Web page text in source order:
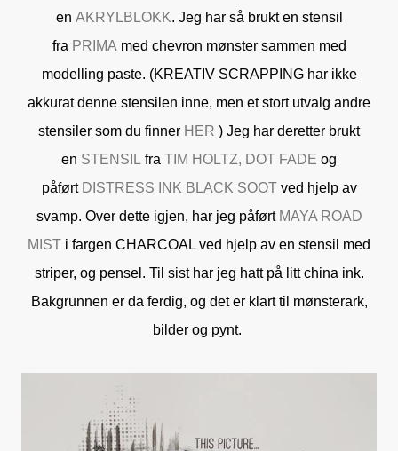
en AKRYLBLOKK. Jeg har så brukt en stensil
fra PRIMA med chevron mønster sammen med
modelling paste. (KREATIV SCRAPPING har ikke
akkurat denne stensilen inne, men et stort utvalg andre
stensiler som du finner HER ) Jeg har deretter brukt
en STENSIL fra TIM HOLTZ, DOT FADE og
påført DISTRESS INK BLACK SOOTved hjelp av
svamp. Over dette igjen, har jeg påført MAYA ROAD
MIST i fargen CHARCOAL ved hjelp av en stensil med
striper, og pensel. Til sist har jeg hatt på litt china ink.
Bakgrunnen er da ferdig, og det er klart til mønsterark,
bilder og pynt.